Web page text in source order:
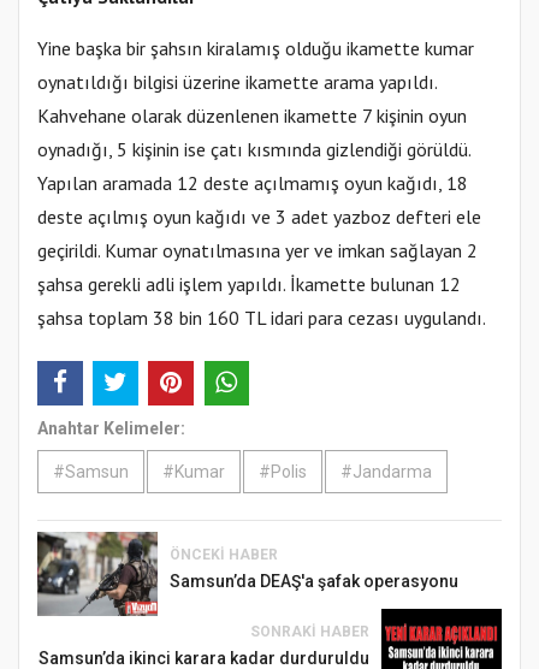
Yine başka bir şahsın kiralamış olduğu ikamette kumar
oynatıldığı bilgisi üzerine ikamette arama yapıldı.
Kahvehane olarak düzenlenen ikamette 7 kişinin oyun
oynadığı, 5 kişinin ise çatı kısmında gizlendiği görüldü.
Yapılan aramada 12 deste açılmamış oyun kağıdı, 18
deste açılmış oyun kağıdı ve 3 adet yazboz defteri ele
geçirildi. Kumar oynatılmasına yer ve imkan sağlayan 2
şahsa gerekli adli işlem yapıldı. İkamette bulunan 12
şahsa toplam 38 bin 160 TL idari para cezası uygulandı.
Anahtar Kelimeler:
#Samsun #Kumar #Polis #Jandarma
ÖNCEKI HABER
Samsun’da DEAŞ'a şafak operasyonu
SONRAKI HABER
Samsun’da ikinci karara kadar durduruldu